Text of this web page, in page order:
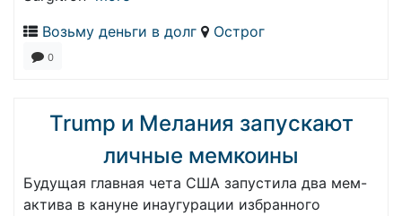
Возьму деньги в долг
Острог
0
Trump и Мелания запускают
личные мемкоины
Будущая главная чета США запустила два мем-
актива в кануне инаугурации избранного